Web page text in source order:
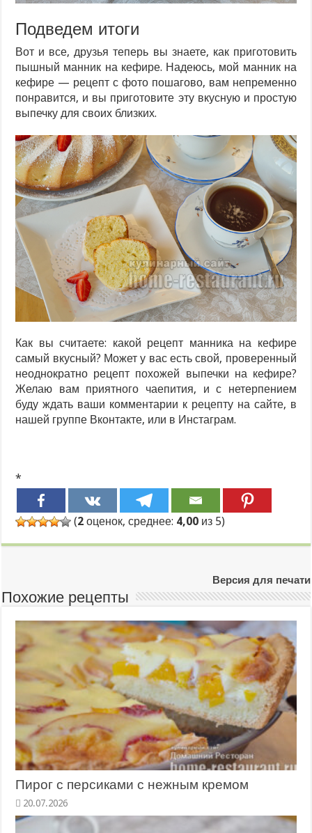
Подведем итоги
Вот и все, друзья теперь вы знаете, как приготовить
пышный манник на кефире. Надеюсь, мой манник на
кефире — рецепт с фото пошагово, вам непременно
понравится, и вы приготовите эту вкусную и простую
выпечку для своих близких.
Как вы считаете: какой рецепт манника на кефире
самый вкусный? Может у вас есть свой, проверенный
неоднократно рецепт похожей выпечки на кефире?
Желаю вам приятного чаепития, и с нетерпением
буду ждать ваши комментарии к рецепту на сайте, в
нашей группе Вконтакте, или в Инстаграм.
*
(2 оценок, среднее: 4,00 из 5)
Версия для печати
Похожие рецепты
Пирог с персиками с нежным кремом
20.07.2026